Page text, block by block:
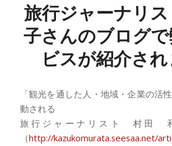
旅行ジャーナリ
子さんのブログ
ビスが紹介さ
「観光を通した人・地域・企業の活
動される
旅行ジャーナリスト 村田
（http://kazukomurata.seesaa.net/